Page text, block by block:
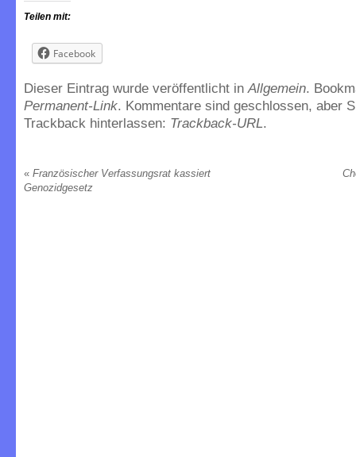
Teilen mit:
Facebook
Dieser Eintrag wurde veröffentlicht inAllgemein.
Permanent-Link. Kommentare sind geschlossen, aber
Trackback hinterlassen: Trackback-URL.
« Französischer Verfassungsrat kassiert
Genozidgesetz